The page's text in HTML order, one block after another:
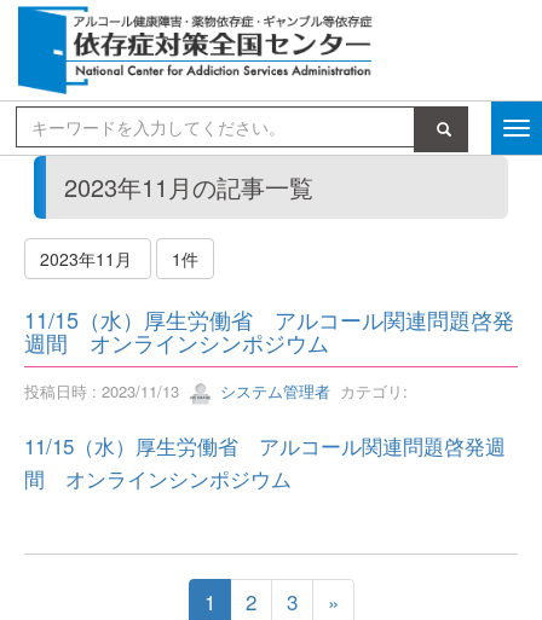
検索
2023年11月の記事一覧
2023年11月 1件
11/15（水）厚生労働省 アルコール関連問題啓発
週間 オンラインシンポジウム
投稿日時 : 2023/11/13 システム管理者 カテゴリ:
11/15（水）厚生労働省 アルコール関連問題啓発週
間 オンラインシンポジウム
1 2 3 »